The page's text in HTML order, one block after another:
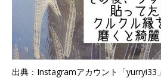
出典：Instagramアカウント「yurryi33」